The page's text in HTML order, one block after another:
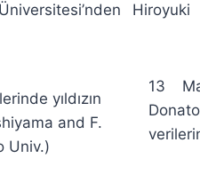
Hiroyuki
yıldızın
and F.
Univ.)
13